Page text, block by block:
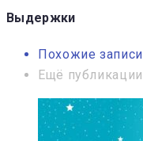
Выдержки
Похожие записи
Ещё публикации